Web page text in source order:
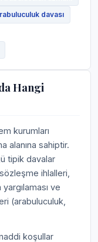
davası
Hangi
kurumları
alanına sahiptir.
tipik davalar
ihlalleri,
ve
(arabuluculuk,
koşullar